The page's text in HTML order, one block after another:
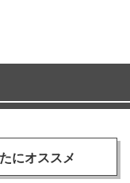
にオススメ